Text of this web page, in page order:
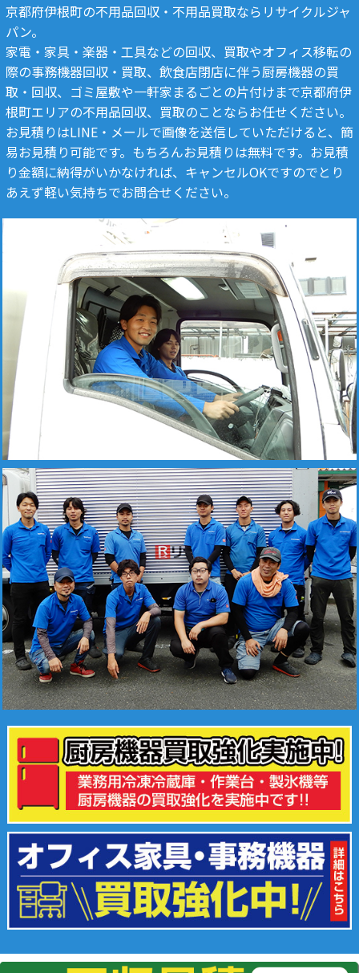
京都府伊根町の不用品回収・不用品買取ならリサイクルジャ
パン。
家電・家具・楽器・工具などの回収、買取やオフィス移転の
際の事務機器回収・買取、飲食店閉店に伴う厨房機器の買
取・回収、ゴミ屋敷や一軒家まるごとの片付けまで京都府伊
根町エリアの不用品回収、買取のことならお任せください。
お見積りはLINE・メールで画像を送信していただけると、簡
易お見積り可能です。もちろんお見積りは無料です。お見積
り金額に納得がいかなければ、キャンセルOKですのでとり
あえず軽い気持ちでお問合せください。